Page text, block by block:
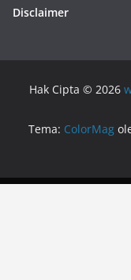
Disclaimer
Hak Cipta © 2026
Tema: ColorMag